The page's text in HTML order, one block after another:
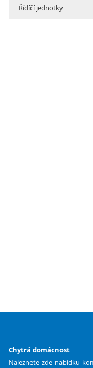
Řídíčí jednotky
Chytrá domácnost
Naleznete zde nabídku